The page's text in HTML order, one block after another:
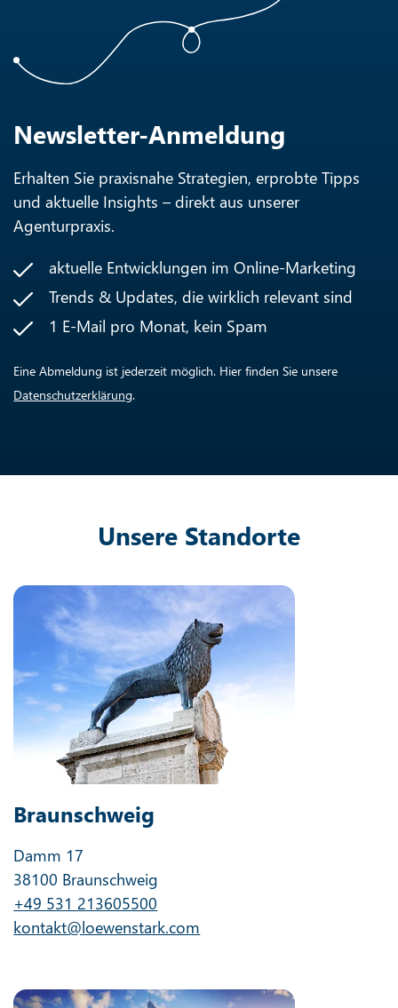
Newsletter-Anmeldung
Erhalten Sie praxisnahe Strategien, erprobte Tipps
und aktuelle Insights – direkt aus unserer
Agenturpraxis.
aktuelle Entwicklungen im Online-Marketing
Trends & Updates, die wirklich relevant sind
1 E-Mail pro Monat, kein Spam
Eine Abmeldung ist jederzeit möglich. Hier finden Sie unsere
Datenschutzerklärung.
Unsere Standorte
Braunschweig
Damm 17
38100 Braunschweig
+49 531 213605500
kontakt@loewenstark.com